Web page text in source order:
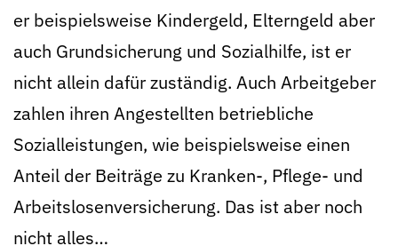
er beispielsweise Kindergeld, Elterngeld aber
auch Grundsicherung und Sozialhilfe, ist er
nicht allein dafür zuständig. Auch Arbeitgeber
zahlen ihren Angestellten betriebliche
Sozialleistungen, wie beispielsweise einen
Anteil der Beiträge zu Kranken-, Pflege- und
Arbeitslosenversicherung. Das ist aber noch
nicht alles…